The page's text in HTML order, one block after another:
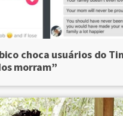
choca usuários do
morram”